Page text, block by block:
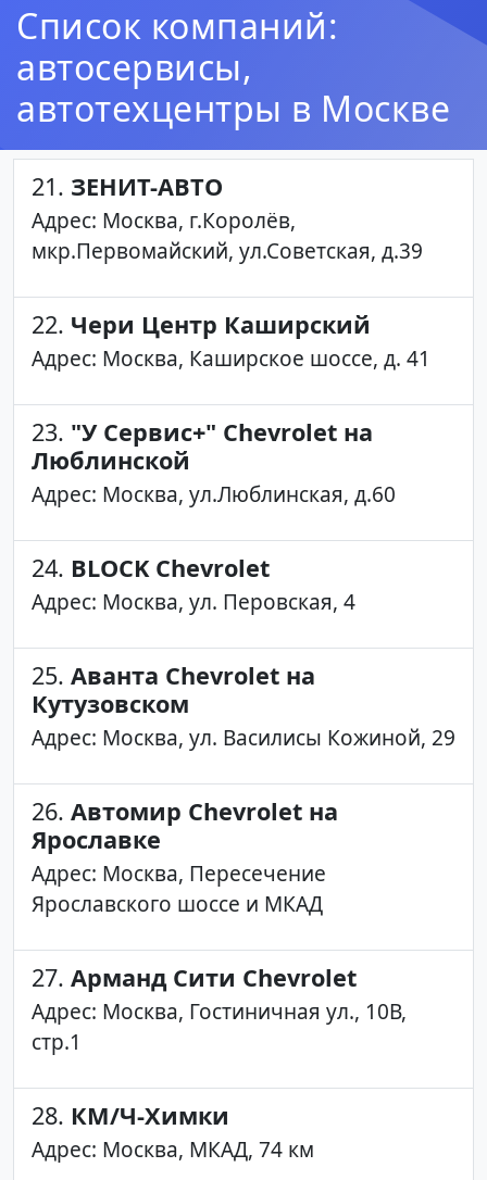
Список компаний:
автосервисы,
автотехцентры в Москве
21. ЗЕНИТ-АВТО
Адрес: Москва, г.Королёв,
мкр.Первомайский, ул.Советская, д.39
22. Чери Центр Каширский
Адрес: Москва, Каширское шоссе, д. 41
23. "У Сервис+" Chevrolet на
Люблинской
Адрес: Москва, ул.Люблинская, д.60
24. BLOCK Chevrolet
Адрес: Москва, ул. Перовская, 4
25. Аванта Chevrolet на
Кутузовском
Адрес: Москва, ул. Василисы Кожиной, 29
26. Автомир Chevrolet на
Ярославке
Адрес: Москва, Пересечение
Ярославского шоссе и МКАД
27. Арманд Сити Chevrolet
Адрес: Москва, Гостиничная ул., 10В,
стр.1
28. КМ/Ч-Химки
Адрес: Москва, МКАД, 74 км